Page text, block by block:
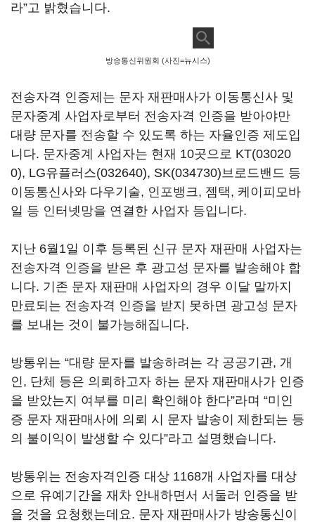
라”고 밝혔습니다.
방송통신위원회 (사진=뉴시스)
전송자격 인증제는 문자 재판매사가 이동통신사 및
문자중계 사업자로부터 전송자격 인증을 받아야만
대량 문자를 전송할 수 있도록 하는 자율인증 제도입
니다. 문자중계 사업자는 현재 10곳으로 KT(03020
0), LG유플러스(032640), SK(034730)브로드밴드 등
이동통신사와 다우기술, 인포뱅크, 젬택, 케이피모바
일 등 인터넷망을 연결한 사업자 등입니다.
지난 6월 1일 이후 등록된 신규 문자 재판매 사업자는
전송자격 인증을 받은 후 광고성 문자를 발송해야 합
니다. 기존 문자 재판매 사업자의 경우 이달 말까지
만료되는 전송자격 인증을 받지 못하면 광고성 문자
를 보내는 것이 불가능해집니다.
방통위는 “대량 문자를 발송하려는 각 공공기관, 개
인, 단체 등은 의뢰하고자 하는 문자 재판매사가 인증
을 받았는지 여부를 미리 확인해야 한다”라며 “미인
증 문자 재판매사에 의뢰 시 문자 발송이 제한되는 등
의 불이익이 발생할 수 있다”라고 설명했습니다.
방통위는 전송자격인증 대상 1168개 사업자를 대상
으로 유예기간을 재차 안내하면서 서둘러 인증을 받
을 것을 요청했는데요. 문자 재판매사가 방송통신이